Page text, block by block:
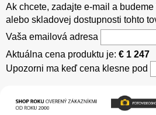
Ak chcete, zadajte e-mail a
alebo skladovej dostupnosti tohto
Vaša emailová adresa
Aktuálna cena produktu je: € 1 247
Upozorni ma keď cena klesne pod